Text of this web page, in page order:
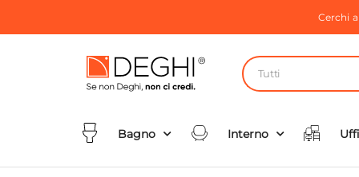
Cerchi
Tutti
Bagno Interno